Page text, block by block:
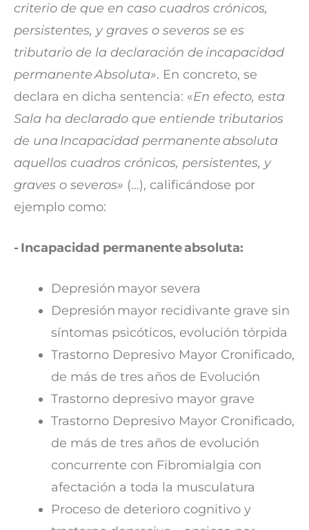
criterio de que en caso cuadros crónicos,
persistentes, y graves o severos se es
tributario de la declaración de incapacidad
permanente Absoluta». En concreto, se
declara en dicha sentencia: «En efecto, esta
Sala ha declarado que entiende tributarios
de una Incapacidad permanente absoluta
aquellos cuadros crónicos, persistentes, y
graves o severos» (…), calificándose por
ejemplo como:
- Incapacidad permanente absoluta:
Depresión mayor severa
Depresión mayor recidivante grave sin
síntomas psicóticos, evolución tórpida
Trastorno Depresivo Mayor Cronificado,
de más de tres años de Evolución
Trastorno depresivo mayor grave
Trastorno Depresivo Mayor Cronificado,
de más de tres años de evolución
concurrente con Fibromialgia con
afectación a toda la musculatura
Proceso de deterioro cognitivo y